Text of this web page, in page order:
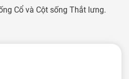
Cổ và Cột sống Thắt lưng.